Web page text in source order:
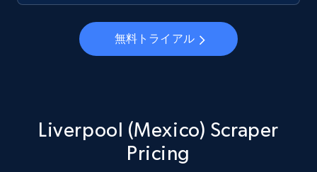
Instagram - Profiles - Collect profile
information by user name
3.5K+
無料トライアル
Liverpool (Mexico) Scraper
Pricing